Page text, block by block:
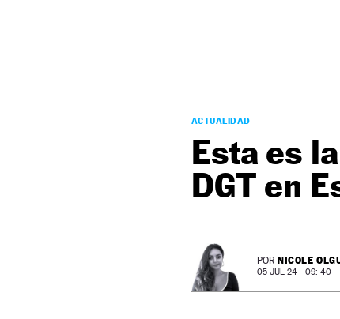
ACTUALIDAD
Esta es
DGT en
POR NICOLE
05 JUL 24 - 09: 40